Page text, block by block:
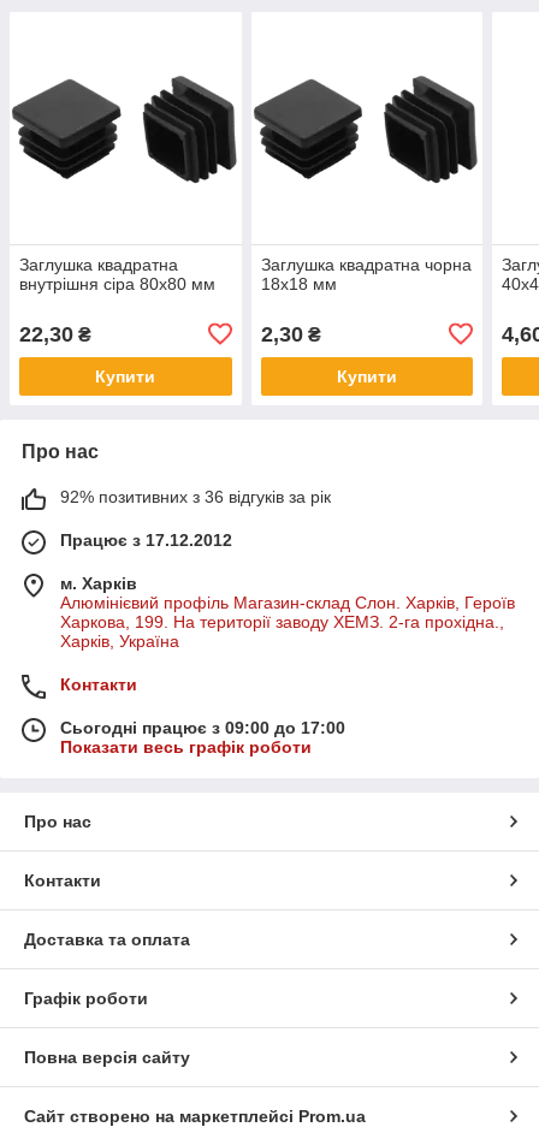
Заглушка квадратна
внутрішня сіра 80х80 мм
22,30 ₴
Купити
Заглушка квадратна чорна
18х18 мм
2,30₴
Купити
Про нас
92% позитивних з 36 відгуків за рік
Працює з 17.12.2012
м. Харків
Алюмінієвий профіль Магазин-склад Слон. Харків, Героїв
Харкова, 199. На території заводу ХЕМЗ. 2-га прохідна.,
Харків, Україна
Контакти
Сьогодні працює з 09:00 до 17:00
Показати весь графік роботи
Про нас
Контакти
Доставка та оплата
Графік роботи
Повна версія сайту
Сайт створено на маркетплейсі Prom.ua